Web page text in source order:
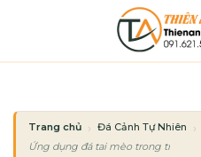
Trang chủ Đá Cảnh Tự Nhiên
Ứng dụng đá tai mèo trong trang trí